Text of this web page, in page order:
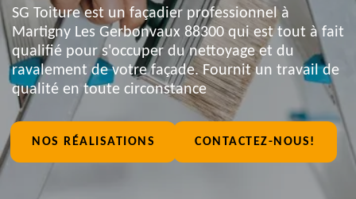
SG Toiture est un façadier professionnel à
Martigny Les Gerbonvaux 88300 qui est tout à fait
qualifié pour s'occuper du nettoyage et du
ravalement de votre façade. Fournit un travail de
qualité en toute circonstance
NOS RÉALISATIONS CONTACTEZ-NOUS!